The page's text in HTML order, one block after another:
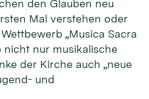
den Glauben neu
Mal verstehen oder
„Musica Sacra
nicht nur musikalische
der Kirche auch „neue
und